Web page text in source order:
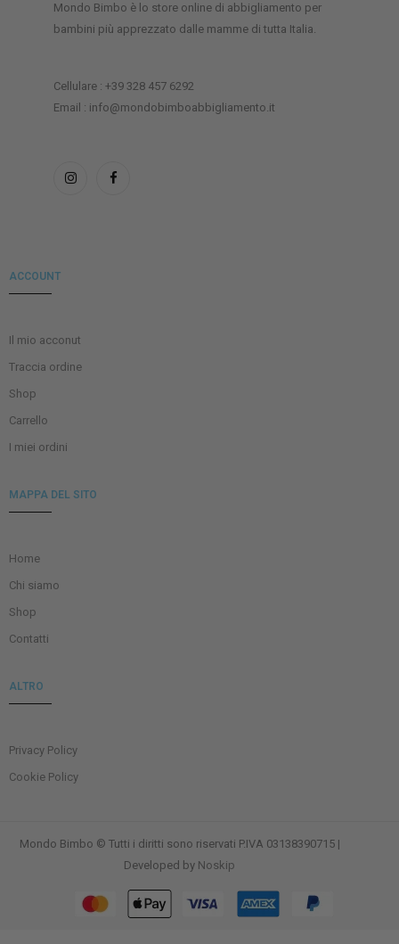
Mondo Bimbo è lo store online di abbigliamento per
bambini più apprezzato dalle mamme di tutta Italia.
Cellulare : +39 328 457 6292
Email : info@mondobimboabbigliamento.it
ACCOUNT
Il mio acconut
Traccia ordine
Shop
Carrello
I miei ordini
MAPPA DEL SITO
Home
Chi siamo
Shop
Contatti
ALTRO
Privacy Policy
Cookie Policy
Mondo Bimbo © Tutti i diritti sono riservati P.IVA 03138390715 |
Developed by Noskip